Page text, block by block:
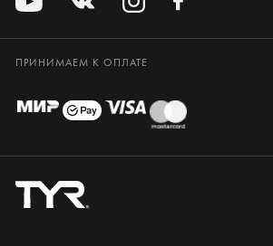
ПРИНИМАЕМ К ОПЛАТЕ